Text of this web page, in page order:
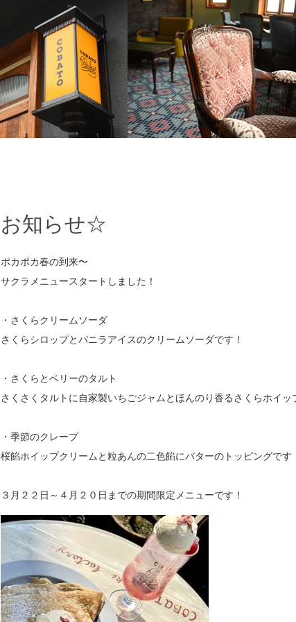
お知らせ☆
ポカポカ春の到来〜
サクラメニュースタートしました！
・さくらクリームソーダ
さくらシロップとバニラアイスのクリームソーダです！
・さくらとベリーのタルト
さくさくタルトに自家製いちごジャムとほんのり香るさくらホイ
・季節のクレープ
桜餡ホイップクリームと粒あんの二色餡にバターのトッピングです
３月２２日～４月２０日までの期間限定メニューです！